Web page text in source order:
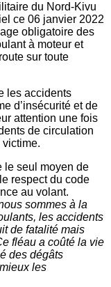
du Nord-Kivu
ce 06 janvier 2022
obligatoire des
à moteur et
sur toute
les accidents
d’insécurité et de
attention une fois
de circulation
victime.
le seul moyen de
respect du code
au volant.
sommes à la
les accidents
de fatalité mais
fléau a coûté la vie
des dégâts
les